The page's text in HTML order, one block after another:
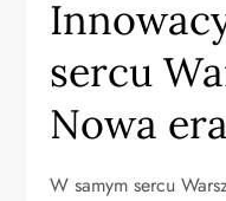
sercu
Nowa
W samym sercu